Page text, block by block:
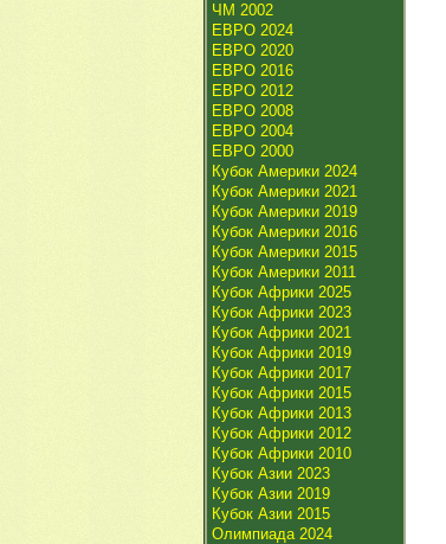
ЧМ 2002
ЕВРО 2024
ЕВРО 2020
ЕВРО 2016
ЕВРО 2012
ЕВРО 2008
ЕВРО 2004
ЕВРО 2000
Кубок Америки 2024
Кубок Америки 2021
Кубок Америки 2019
Кубок Америки 2016
Кубок Америки 2015
Кубок Америки 2011
Кубок Африки 2025
Кубок Африки 2023
Кубок Африки 2021
Кубок Африки 2019
Кубок Африки 2017
Кубок Африки 2015
Кубок Африки 2013
Кубок Африки 2012
Кубок Африки 2010
Кубок Азии 2023
Кубок Азии 2019
Кубок Азии 2015
Олимпиада 2024